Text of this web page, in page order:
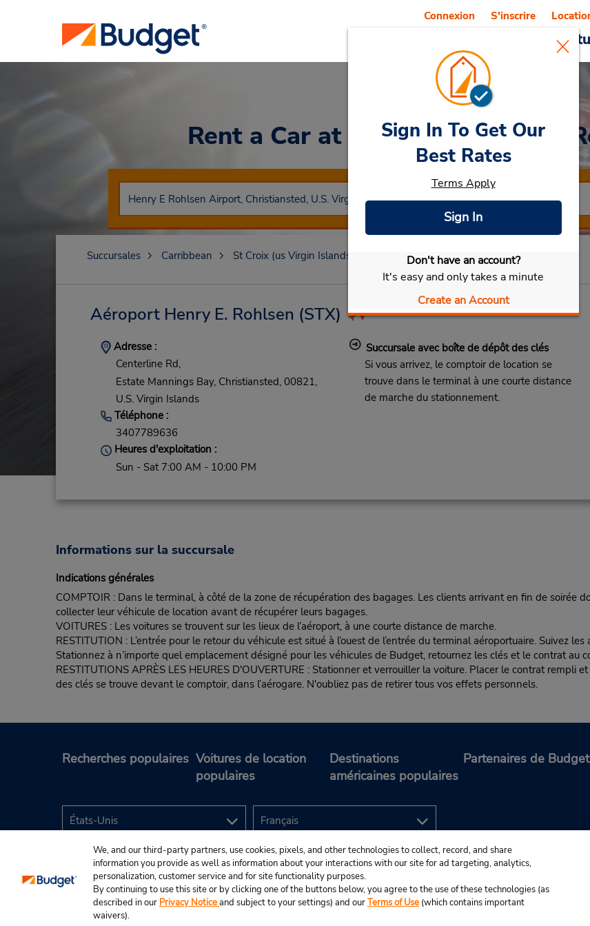
Connexion S'inscrire
Rent a Car at Aéroport Henry E.
Sélectionner ma voiture
Sign In To Get Our
Best Rates
Terms Apply
Sign In
Don't have an account?
It's easy and only takes a minute
Create an Account
Succursales Carribbean St Croix (us Virgin Islands) Christiansted Aéroport Henry E. Rohlsen
Aéroport Henry E. Rohlsen (STX)
Adresse :
Centerline Rd,
Estate Mannings Bay, Christiansted, 00821,
U.S. Virgin Islands
Téléphone :
3407789636
Heures d'exploitation :
Sun - Sat 7:00 AM - 10:00 PM
Succursale avec boîte de dépôt des clés
Si vous arrivez, le comptoir de location se
trouve dans le terminal à une courte distance
de marche du stationnement.
Informations sur la succursale
Indications générales
COMPTOIR : Dans le terminal, à côté de la zone de récupération des bagages. Les clients arrivant en fin de soirée
collecter leur véhicule de location avant de récupérer leurs bagages.
VOITURES : Les voitures se trouvent sur les lieux de l’aéroport, à une courte distance de marche.
RESTITUTION : L’entrée pour le retour du véhicule est situé à l’ouest de l’entrée du terminal aéroportuaire. Suivez
Stationnez à n’importe quel emplacement désigné pour les véhicules de Budget, retournez les clés et le contrat au
RESTITUTIONS APRÈS LES HEURES D'OUVERTURE : Stationner et verrouiller la voiture. Placer le contrat rempli
des clés se trouve devant le comptoir, dans l’aérogare. N'oubliez pas de retirer tous vos effets personnels.
Recherches populaires Voitures de location
populaires
Destinations
américaines populaires
Partenaires de Budget
© Budget Rent A Car System, Inc., 2025.
We, and our third-party partners, use cookies, pixels, and other technologies to collect, record, and share
information you provide as well as information about your interactions with our site for ad targeting, analytics,
personalization, customer service and for site functionality purposes.
By continuing to use this site or by clicking one of the buttons below, you agree to the use of these technologies (as
described in our Privacy Noticeand subject to your settings) and ourTerms of Use (which contains important
waivers).